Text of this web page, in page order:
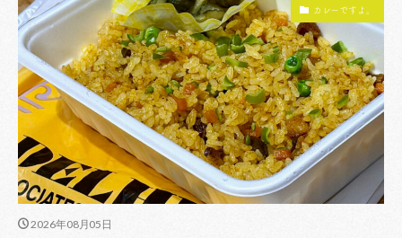
カレーですよ。
2026年08月05日